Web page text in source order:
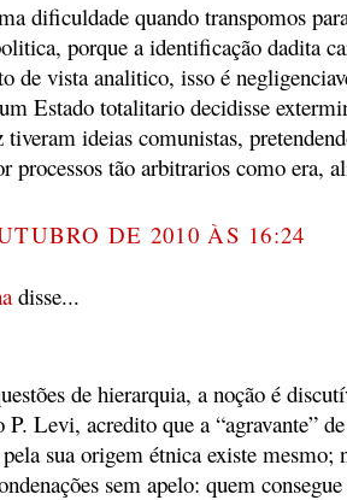
dificuldade quando transpomos
porque a identificação dadita
de vista analitico, isso é
Estado totalitario decidisse
tiveram ideias comunistas,
processos tão arbitrarios como era,
DE 2010 ÀS 16:24
disse...
de hierarquia, a noção é
Levi, acredito que a “agravante”
sua origem étnica existe mesmo;
sem apelo: quem